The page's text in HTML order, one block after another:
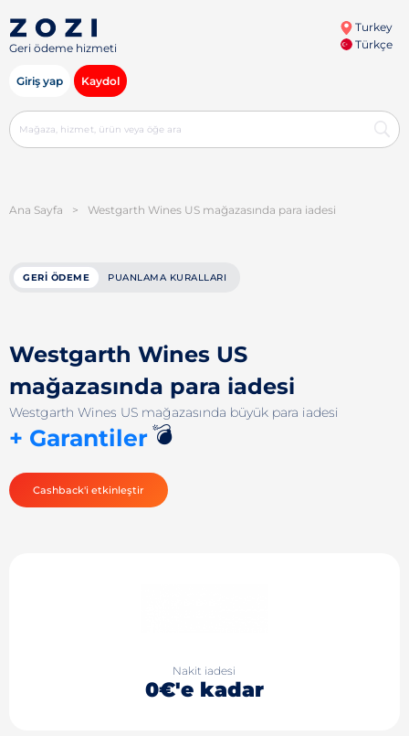
Geri ödeme hizmeti
Turkey
Türkçe
Giriş yap Kaydol
Ana Sayfa > Westgarth Wines US mağazasında para iadesi
GERI ÖDEME PUANLAMA KURALLARI
Westgarth Wines US
mağazasında para iadesi
Westgarth Wines US mağazasında büyük para iadesi
+ Garantiler💣
Cashback'i etkinleştir
Nakit iadesi
0€'e kadar